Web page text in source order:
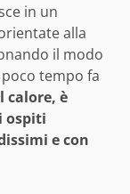
in un
alla
il modo
tempo fa
calore, è
ospiti
e con